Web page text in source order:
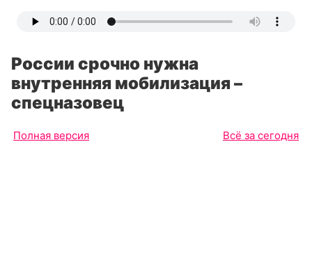
России срочно нужна
внутренняя мобилизация –
спецназовец
Полная версия Всё за сегодня